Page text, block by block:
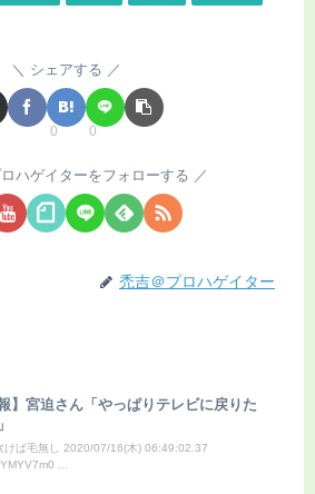
シェアする
0 0
ハゲイターをフォローする
禿吉＠プロハゲイター
報】宮迫さん「やっぱりテレビに戻りた
けば毛無し 2020/07/16(木) 06:49:02.37
...